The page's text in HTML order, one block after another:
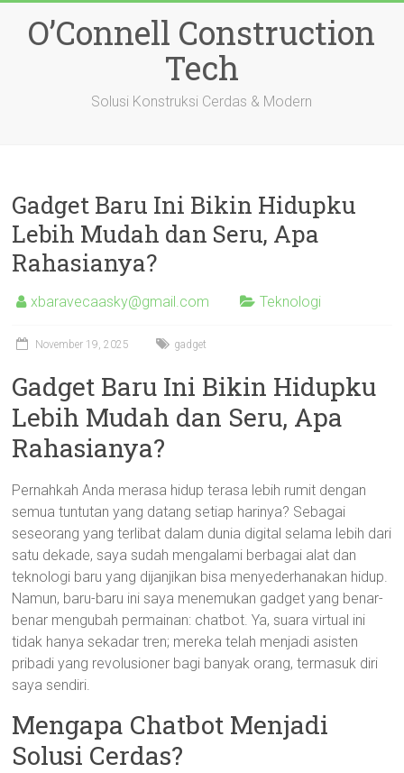
contentO’Connell Construction
Tech
Solusi Konstruksi Cerdas & Modern
Gadget Baru Ini Bikin Hidupku
Lebih Mudah dan Seru, Apa
Rahasianya?
xbaravecaasky@gmail.com Teknologi
November 19, 2025 gadget
Gadget Baru Ini Bikin Hidupku
Lebih Mudah dan Seru, Apa
Rahasianya?
Pernahkah Anda merasa hidup terasa lebih rumit dengan
semua tuntutan yang datang setiap harinya? Sebagai
seseorang yang terlibat dalam dunia digital selama lebih dari
satu dekade, saya sudah mengalami berbagai alat dan
teknologi baru yang dijanjikan bisa menyederhanakan hidup.
Namun, baru-baru ini saya menemukan gadget yang benar-
benar mengubah permainan: chatbot. Ya, suara virtual ini
tidak hanya sekadar tren; mereka telah menjadi asisten
pribadi yang revolusioner bagi banyak orang, termasuk diri
saya sendiri.
Mengapa Chatbot Menjadi
Solusi Cerdas?